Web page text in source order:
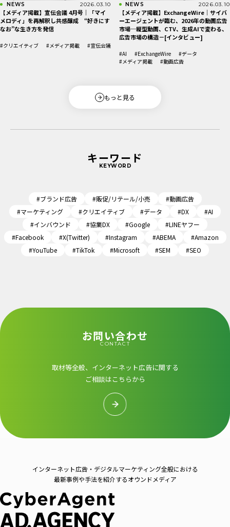
もっと見る
NEWS 2026.03.10
【メディア掲載】宣伝会議 4月号｜「マイ
メロディ」を再解釈し共感醸成 “好きにす
なお”な生き方を発信
#クリエイティブ #メディア掲載 #宣伝会議
NEWS 2026.03.10
【メディア掲載】ExchangeWire｜サイバ
ーエージェントが臨む、2026年の動画広告
市場─縦型動画、CTV、生成AIで変わる、
広告市場の構造－[インタビュー]
#AI #ExchangeWire
#データ
#メディア掲載
#動画広告
キーワード
KEYWORD
#ブランド広告 #販促/リテール/小売
#動画広告
#マーケティング
#クリエイティブ #データ #DX
#AI
#インバウンド
#協業DX #Google
#LINEヤフー
#Facebook
#X(Twitter) #Instagram #ABEMA
#Amazon
#YouTube
#TikTok #Microsoft #SEM #SEO
お問い合わせ
CONTACT
取材等全般、インターネット広告に関する
ご相談はこちらから
インターネット広告・デジタルマーケティング全般における
最新事例や手法を紹介するオウンドメディア